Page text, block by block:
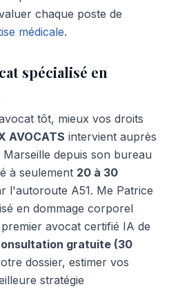
chaque poste de
médicale.
spécialisé en
tôt, mieux vos droits
AVOCATS intervient auprès
depuis son bureau
à seulement 20 à 30
l'autoroute A51. Me Patrice
en dommage corporel
avocat certifié IA de
gratuite (30
dossier, estimer vos
stratégie